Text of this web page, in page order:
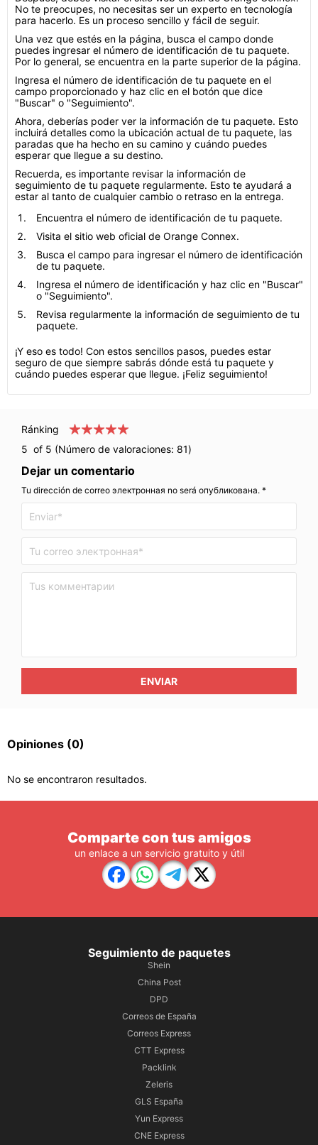
No te preocupes, no necesitas ser un experto en tecnología
para hacerlo. Es un proceso sencillo y fácil de seguir.
Una vez que estés en la página, busca el campo donde
puedes ingresar el número de identificación de tu paquete.
Por lo general, se encuentra en la parte superior de la página.
Ingresa el número de identificación de tu paquete en el
campo proporcionado y haz clic en el botón que dice
"Buscar" o "Seguimiento".
Ahora, deberías poder ver la información de tu paquete. Esto
incluirá detalles como la ubicación actual de tu paquete, las
paradas que ha hecho en su camino y cuándo puedes
esperar que llegue a su destino.
Recuerda, es importante revisar la información de
seguimiento de tu paquete regularmente. Esto te ayudará a
estar al tanto de cualquier cambio o retraso en la entrega.
Encuentra el número de identificación de tu paquete.
Visita el sitio web oficial de Orange Connex.
Busca el campo para ingresar el número de identificación
de tu paquete.
Ingresa el número de identificación y haz clic en "Buscar"
o "Seguimiento".
Revisa regularmente la información de seguimiento de tu
paquete.
¡Y eso es todo! Con estos sencillos pasos, puedes estar
seguro de que siempre sabrás dónde está tu paquete y
cuándo puedes esperar que llegue. ¡Feliz seguimiento!
Ránking
5 of 5 (Número de valoraciones: 81)
Dejar un comentario
Tu dirección de correo электронная no será опубликована. *
ENVIAR
Opiniones (0)
No se encontraron resultados.
Comparte con tus amigos
un enlace a un servicio gratuito y útil
Seguimiento de paquetes
Shein
China Post
DPD
Correos de España
Correos Express
CTT Express
Packlink
Zeleris
GLS España
Yun Express
CNE Express